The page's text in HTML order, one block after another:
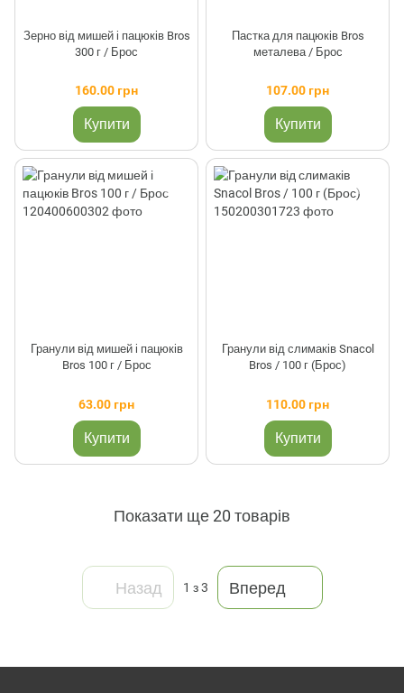
Зерно від мишей і пацюків Bros
300 г / Брос
160.00 грн
Купити
Пастка для пацюків Bros
металева / Брос
107.00 грн
Купити
Гранули від мишей і пацюків
Bros 100 г / Брос
63.00 грн
Купити
Гранули від слимаків Snacol
Bros / 100 г (Брос)
110.00 грн
Купити
Показати ще 20 товарів
Назад 1 з 3 Вперед